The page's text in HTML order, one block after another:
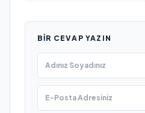
BIR CEVAP YAZIN